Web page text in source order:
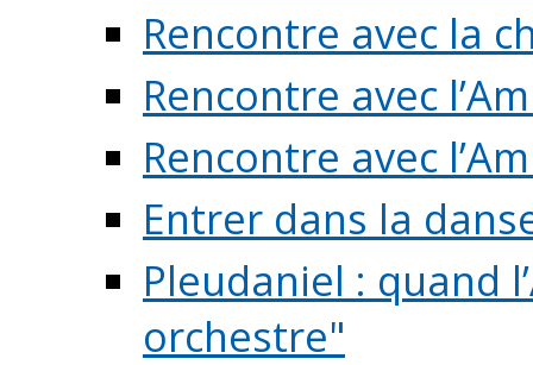
Rencontre avec la
Rencontre avec
Rencontre avec
Entrer dans la
Pleudaniel : quand
orchestre"